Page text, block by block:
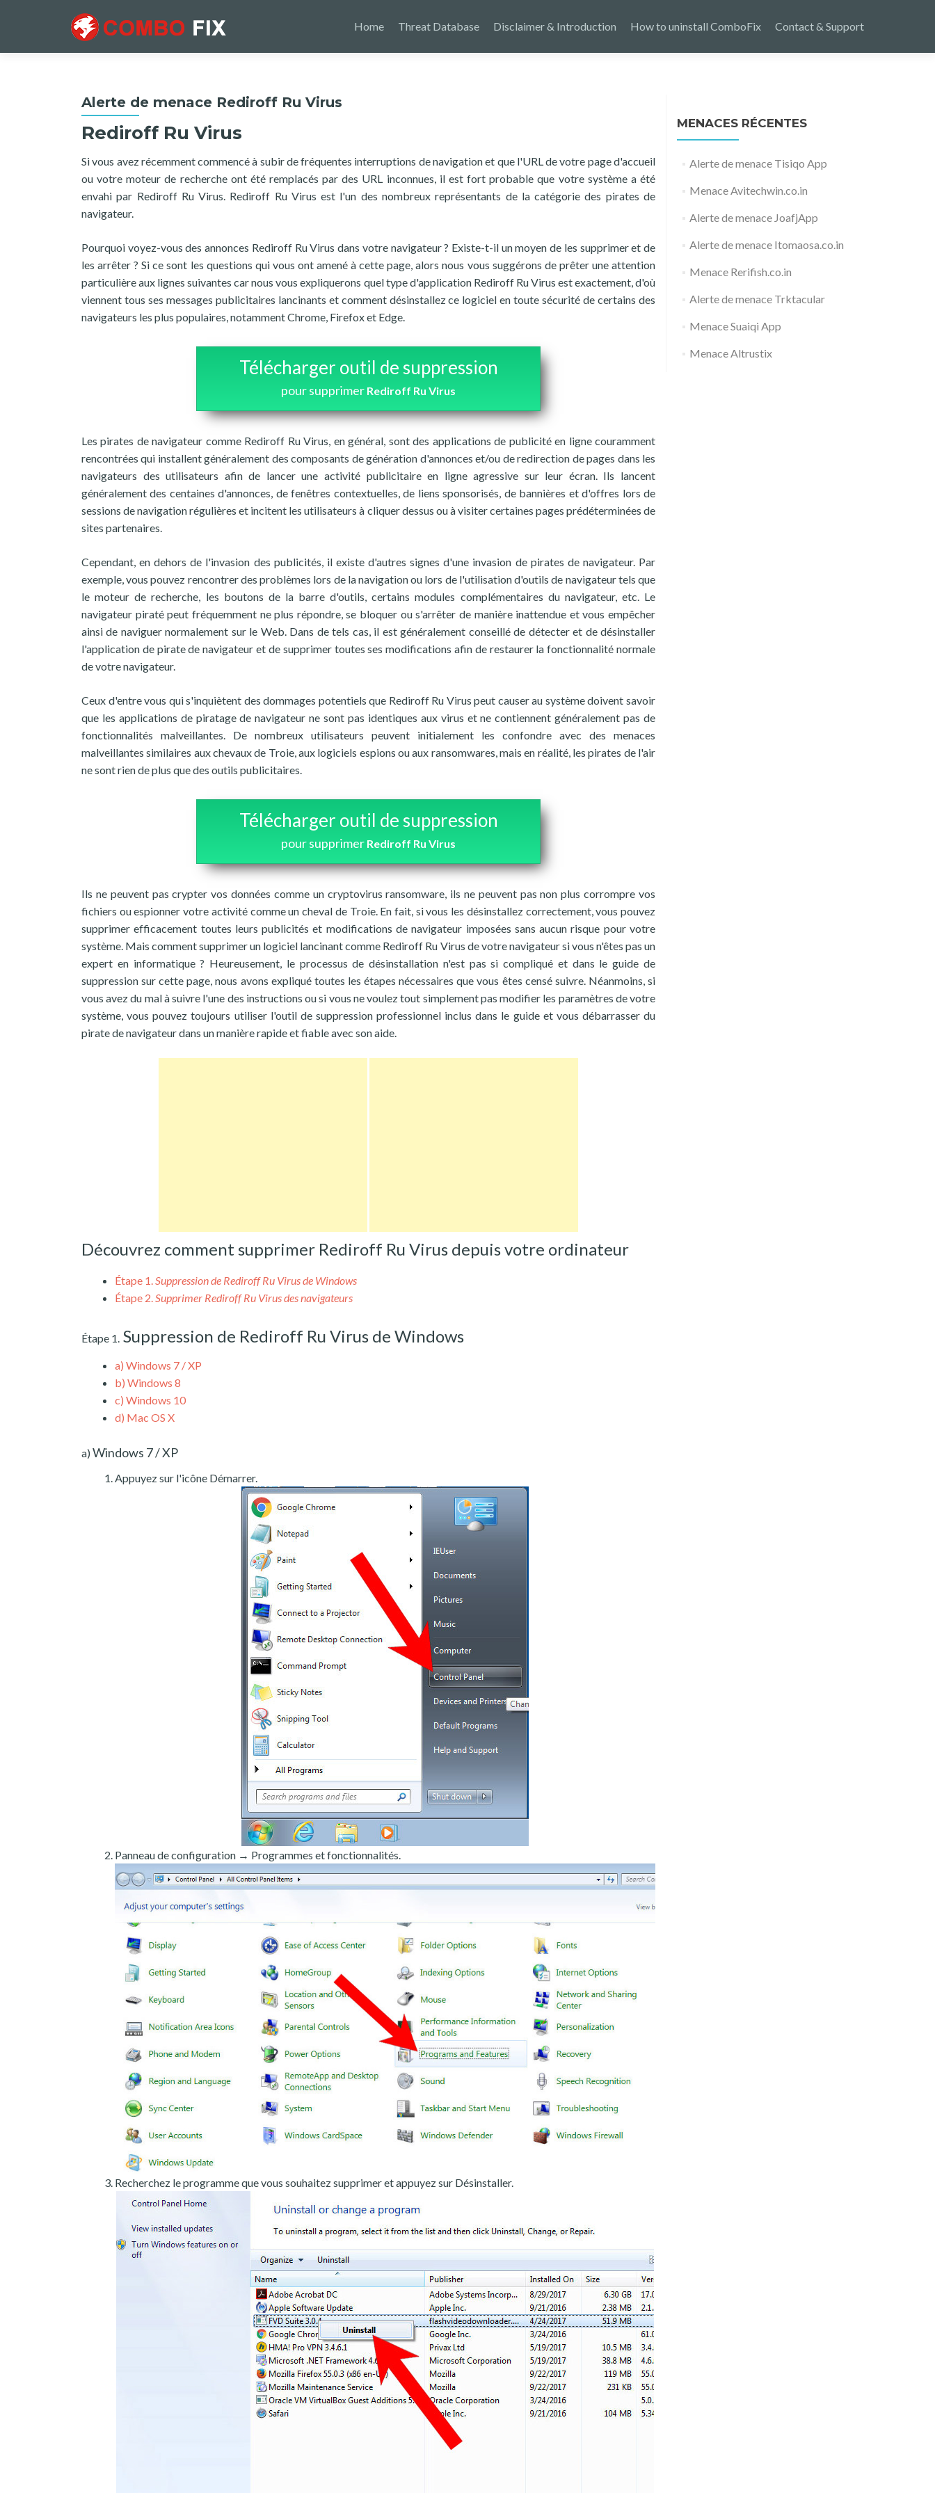
Home Threat Database Disclaimer & Introduction How to uninstall ComboFix Contact & Support
Alerte de menace Rediroff Ru Virus
Rediroff Ru Virus
Si vous avez récemment commencé à subir de fréquentes interruptions de navigation et que l'URL de votre page d'accueil
ou votre moteur de recherche ont été remplacés par des URL inconnues, il est fort probable que votre système a été
envahi par Rediroff Ru Virus. Rediroff Ru Virus est l'un des nombreux représentants de la catégorie des pirates de
navigateur.
Pourquoi voyez-vous des annonces Rediroff Ru Virus dans votre navigateur ? Existe-t-il un moyen de les supprimer et de
les arrêter ? Si ce sont les questions qui vous ont amené à cette page, alors nous vous suggérons de prêter une attention
particulière aux lignes suivantes car nous vous expliquerons quel type d'application Rediroff Ru Virus est exactement, d'où
viennent tous ses messages publicitaires lancinants et comment désinstallez ce logiciel en toute sécurité de certains des
navigateurs les plus populaires, notamment Chrome, Firefox et Edge.
Télécharger outil de suppression
pour supprimer Rediroff Ru Virus
Les pirates de navigateur comme Rediroff Ru Virus, en général, sont des applications de publicité en ligne couramment
rencontrées qui installent généralement des composants de génération d'annonces et/ou de redirection de pages dans les
navigateurs des utilisateurs afin de lancer une activité publicitaire en ligne agressive sur leur écran. Ils lancent
généralement des centaines d'annonces, de fenêtres contextuelles, de liens sponsorisés, de bannières et d'offres lors de
sessions de navigation régulières et incitent les utilisateurs à cliquer dessus ou à visiter certaines pages prédéterminées de
sites partenaires.
Cependant, en dehors de l'invasion des publicités, il existe d'autres signes d'une invasion de pirates de navigateur. Par
exemple, vous pouvez rencontrer des problèmes lors de la navigation ou lors de l'utilisation d'outils de navigateur tels que
le moteur de recherche, les boutons de la barre d'outils, certains modules complémentaires du navigateur, etc. Le
navigateur piraté peut fréquemment ne plus répondre, se bloquer ou s'arrêter de manière inattendue et vous empêcher
ainsi de naviguer normalement sur le Web. Dans de tels cas, il est généralement conseillé de détecter et de désinstaller
l'application de pirate de navigateur et de supprimer toutes ses modifications afin de restaurer la fonctionnalité normale
de votre navigateur.
Ceux d'entre vous qui s'inquiètent des dommages potentiels que Rediroff Ru Virus peut causer au système doivent savoir
que les applications de piratage de navigateur ne sont pas identiques aux virus et ne contiennent généralement pas de
fonctionnalités malveillantes. De nombreux utilisateurs peuvent initialement les confondre avec des menaces
malveillantes similaires aux chevaux de Troie, aux logiciels espions ou aux ransomwares, mais en réalité, les pirates de l'air
ne sont rien de plus que des outils publicitaires.
Télécharger outil de suppression
pour supprimer Rediroff Ru Virus
Ils ne peuvent pas crypter vos données comme un cryptovirus ransomware, ils ne peuvent pas non plus corrompre vos
fichiers ou espionner votre activité comme un cheval de Troie. En fait, si vous les désinstallez correctement, vous pouvez
supprimer efficacement toutes leurs publicités et modifications de navigateur imposées sans aucun risque pour votre
système. Mais comment supprimer un logiciel lancinant comme Rediroff Ru Virus de votre navigateur si vous n'êtes pas un
expert en informatique ? Heureusement, le processus de désinstallation n'est pas si compliqué et dans le guide de
suppression sur cette page, nous avons expliqué toutes les étapes nécessaires que vous êtes censé suivre. Néanmoins, si
vous avez du mal à suivre l'une des instructions ou si vous ne voulez tout simplement pas modifier les paramètres de votre
système, vous pouvez toujours utiliser l'outil de suppression professionnel inclus dans le guide et vous débarrasser du
pirate de navigateur dans un manière rapide et fiable avec son aide.
Découvrez comment supprimer Rediroff Ru Virus depuis votre ordinateur
Étape 1.Suppression de Rediroff Ru Virus de Windows
Étape 2.Supprimer Rediroff Ru Virus des navigateurs
Étape 1. Suppression de Rediroff Ru Virus de Windows
a) Windows 7 / XP
b) Windows 8
c) Windows 10
d) Mac OS X
a) Windows 7 / XP
Appuyez sur l'icône Démarrer.
Panneau de configuration → Programmes et fonctionnalités.
Recherchez le programme que vous souhaitez supprimer et appuyez sur Désinstaller.
MENACES RÉCENTES
Alerte de menace Tisiqo App
Menace Avitechwin.co.in
Alerte de menace JoafjApp
Alerte de menace Itomaosa.co.in
Menace Rerifish.co.in
Alerte de menace Trktacular
Menace Suaiqi App
Menace Altrustix